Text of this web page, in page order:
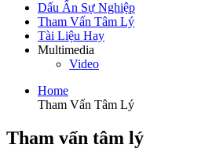
Dấu Ấn Sự Nghiệp
Tham Vấn Tâm Lý
Tài Liệu Hay
Multimedia
Video
Home
Tham Vấn Tâm Lý
Tham vấn tâm lý